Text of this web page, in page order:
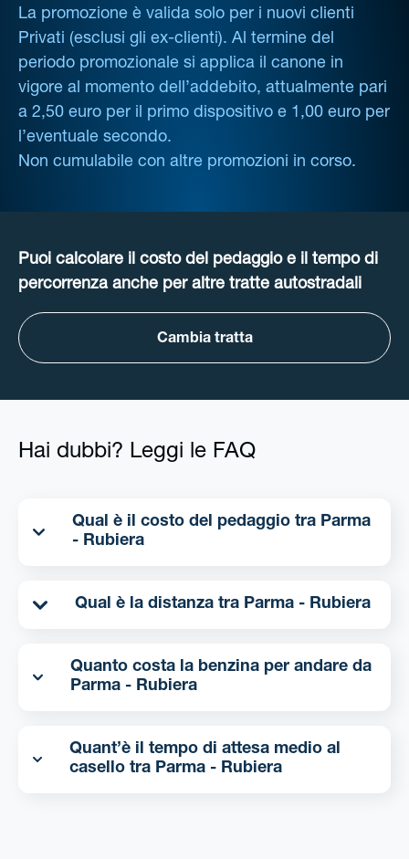
La promozione è valida solo per i nuovi clienti
Privati (esclusi gli ex-clienti). Al termine del
periodo promozionale si applica il canone in
vigore al momento dell’addebito, attualmente pari
a 2,50 euro per il primo dispositivo e 1,00 euro per
l’eventuale secondo.
Non cumulabile con altre promozioni in corso.
Puoi calcolare il costo del pedaggio e il tempo di
percorrenza anche per altre tratte autostradali
Cambia tratta
Hai dubbi? Leggi le FAQ
Qual è il costo del pedaggio tra Parma
- Rubiera
Qual è la distanza tra Parma - Rubiera
Quanto costa la benzina per andare da
Parma - Rubiera
Quant’è il tempo di attesa medio al
casello tra Parma - Rubiera